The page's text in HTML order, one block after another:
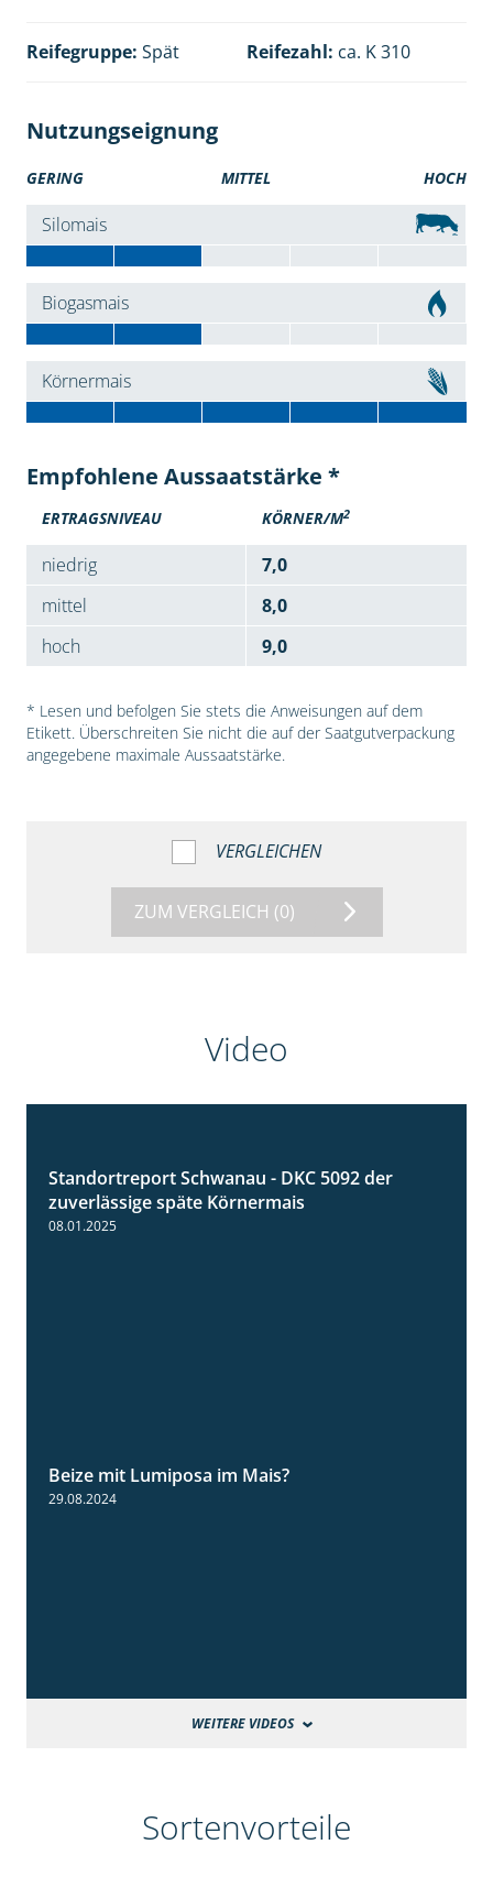
Reifegruppe: Spät Reifezahl: ca. K 310
Nutzungseignung
GERING MITTEL HOCH
Silomais
Biogasmais
Körnermais
Empfohlene Aussaatstärke *
ERTRAGSNIVEAU KÖRNER/M2
niedrig
7,0
mittel
8,0
hoch
9,0
* Lesen und befolgen Sie stets die Anweisungen auf dem
Etikett. Überschreiten Sie nicht die auf der Saatgutverpackung
angegebene maximale Aussaatstärke.
VERGLEICHEN
ZUM VERGLEICH (0)
Video
Standortreport Schwanau - DKC 5092 der
zuverlässige späte Körnermais
Beize mit Lumiposa im Mais?
WEITERE VIDEOS
Sortenvorteile